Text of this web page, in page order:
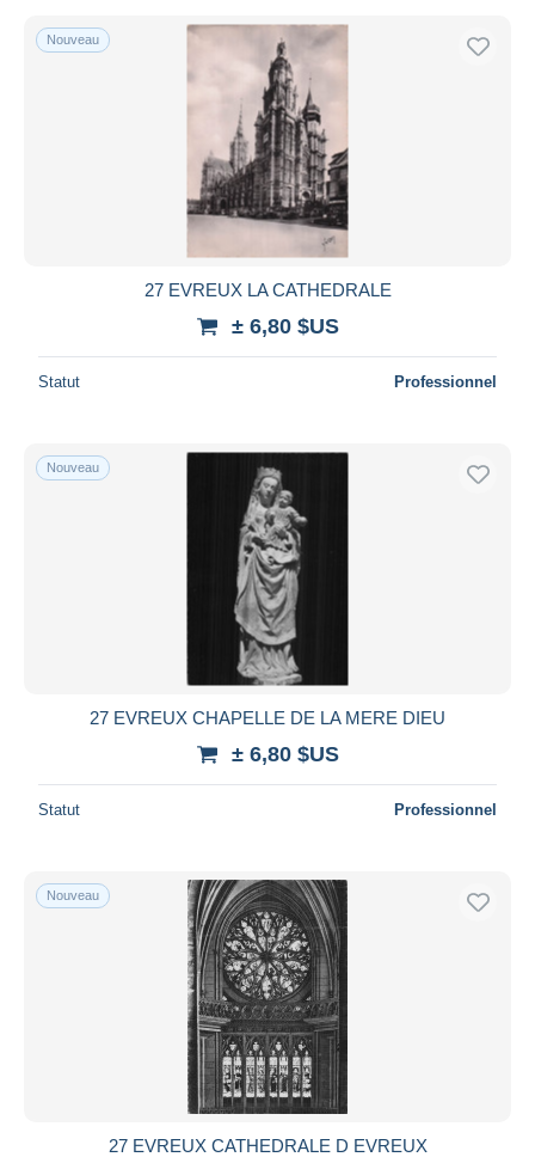
Nouveau
27 EVREUX LA CATHEDRALE
± 6,80 $US
Statut Professionnel
Nouveau
27 EVREUX CHAPELLE DE LA MERE DIEU
± 6,80 $US
Statut Professionnel
Nouveau
27 EVREUX CATHEDRALE D EVREUX